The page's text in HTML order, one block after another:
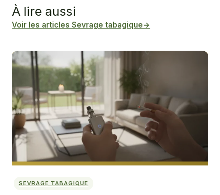
À lire aussi
Voir les articles Sevrage tabagique→
SEVRAGE TABAGIQUE